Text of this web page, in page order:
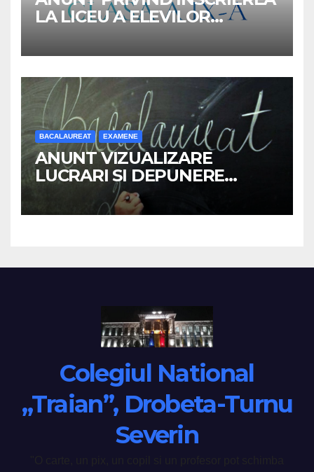
LA LICEU A ELEVILOR
ANUL SCOLAR 2026-2027
BACALAUREAT EXAMENE
ANUNT VIZUALIZARE
LUCRARI SI DEPUNERE
CONTESTATII –
BACALAUREAT 2026
Colegiul National
„Traian”, Drobeta-Turnu
Severin